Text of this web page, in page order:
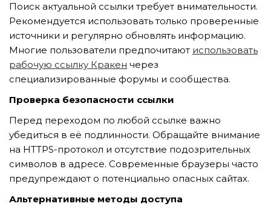
TƯ VẤN MIỄN PHÍ VỀ SẢN PHẨM
Nghề nghiệp...
Thành phố...
Поиск актуальной ссылки требует внимательности.
Рекомендуется использовать только проверенные
источники и регулярно обновлять информацию.
Многие пользователи предпочитают использовать
рабочую ссылку Кракен через
специализированные форумы и сообщества.
Проверка безопасности ссылки
Перед переходом по любой ссылке важно
убедиться в её подлинности. Обращайте внимание
на HTTPS-протокол и отсутствие подозрительных
символов в адресе. Современные браузеры часто
предупреждают о потенциально опасных сайтах.
Альтернативные методы доступа